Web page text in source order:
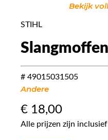
Bekijk
STIHL
# 49015031505
Andere
€ 18,00
Alle prijzen zijn